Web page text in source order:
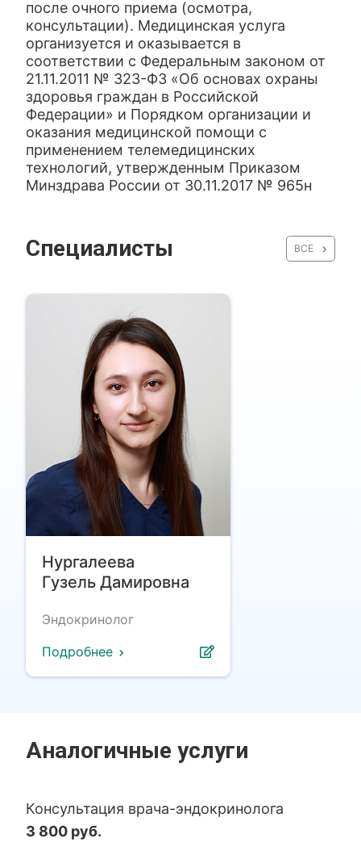
после очного приема (осмотра,
консультации). Медицинская услуга
организуется и оказывается в
соответствии с Федеральным законом от
21.11.2011 № 323-ФЗ «Об основах охраны
здоровья граждан в Российской
Федерации» и Порядком организации и
оказания медицинской помощи с
применением телемедицинских
технологий, утвержденным Приказом
Минздрава России от 30.11.2017 № 965н
Специалисты ВСЕ
Нургалеева
Гузель Дамировна
Эндокринолог
Подробнее
Аналогичные услуги
Консультация врача-эндокринолога
3 800 руб.